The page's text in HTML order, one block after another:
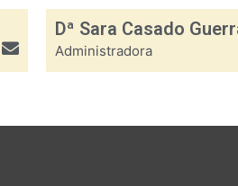
Dª Sara Casado
Administradora